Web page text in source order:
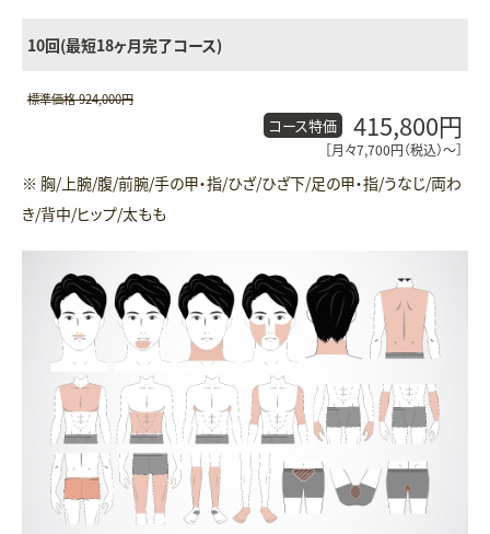
10回(最短18ヶ月完了コース)
標準価格 924,000円
コース特価 415,800円
［月々7,700円（税込）〜］
※ 胸/上腕/腹/前腕/手の甲・指/ひざ/ひざ下/足の甲・指/うなじ/両わ
き/背中/ヒップ/太もも